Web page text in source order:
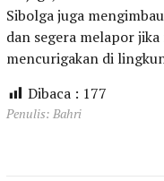
Sibolga juga
dan segera melapor
mencurigakan di
Dibaca : 177
Penulis: Bahri